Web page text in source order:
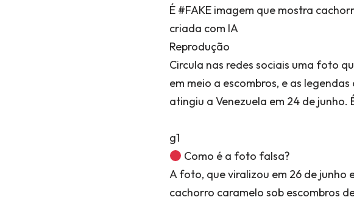
É #FAKE imagem que mostra
criada com IA
Reprodução
Circula nas redes sociais uma foto
em meio a escombros, e as
atingiu a Venezuela em 24 de junho.
g1
Como é a foto falsa?
A foto, que viralizou em 26 de junho
cachorro caramelo sob escombros